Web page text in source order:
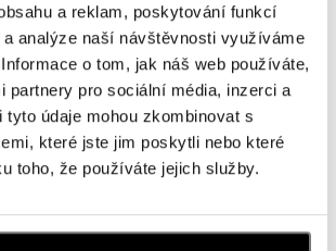
a reklam, poskytování funkcí
analýze naší návštěvnosti využíváme
o tom, jak náš web používáte,
partnery pro sociální média, inzerci a
tyto údaje mohou zkombinovat s
které jste jim poskytli nebo které
toho, že používáte jejich služby.
Černý most, Praha 9
198 19 Praha 9
do 21:00
148 00 Praha 4 - Chodov